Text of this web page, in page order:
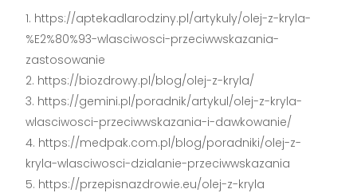
https://aptekadlarodziny.pl/artykuly/olej-z-kryla-
%E2%80%93-wlasciwosci-przeciwwskazania-
zastosowanie
https://biozdrowy.pl/blog/olej-z-kryla/
https://gemini.pl/poradnik/artykul/olej-z-kryla-
wlasciwosci-przeciwwskazania-i-dawkowanie/
https://medpak.com.pl/blog/poradniki/olej-z-
kryla-wlasciwosci-dzialanie-przeciwwskazania
https://przepisnazdrowie.eu/olej-z-kryla